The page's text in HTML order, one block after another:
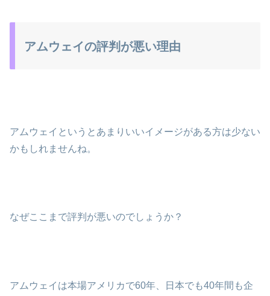
アムウェイの評判が悪い理由
アムウェイというとあまりいいイメージがある方は少ない
かもしれませんね。
なぜここまで評判が悪いのでしょうか？
アムウェイは本場アメリカで60年、日本でも40年間も企